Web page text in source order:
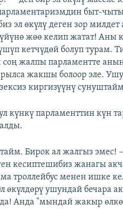
быт-
эл өкүлү деген зор милдет
жөө келип жатат! Аны
кетчүдөй болуп турам.
жалпы парламентте
жакшы болоор эле.
киргизүүнү
күнкү парламенттин күн
Бирок ал жалгыз эмес!
кесиптешибиз жанагы
троллейбус менен ишке
өкүлдөрү ушундай бечара
Анда "мындай жакыр